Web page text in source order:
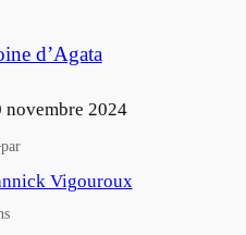
d’Agata
novembre 2024
par
Vigouroux